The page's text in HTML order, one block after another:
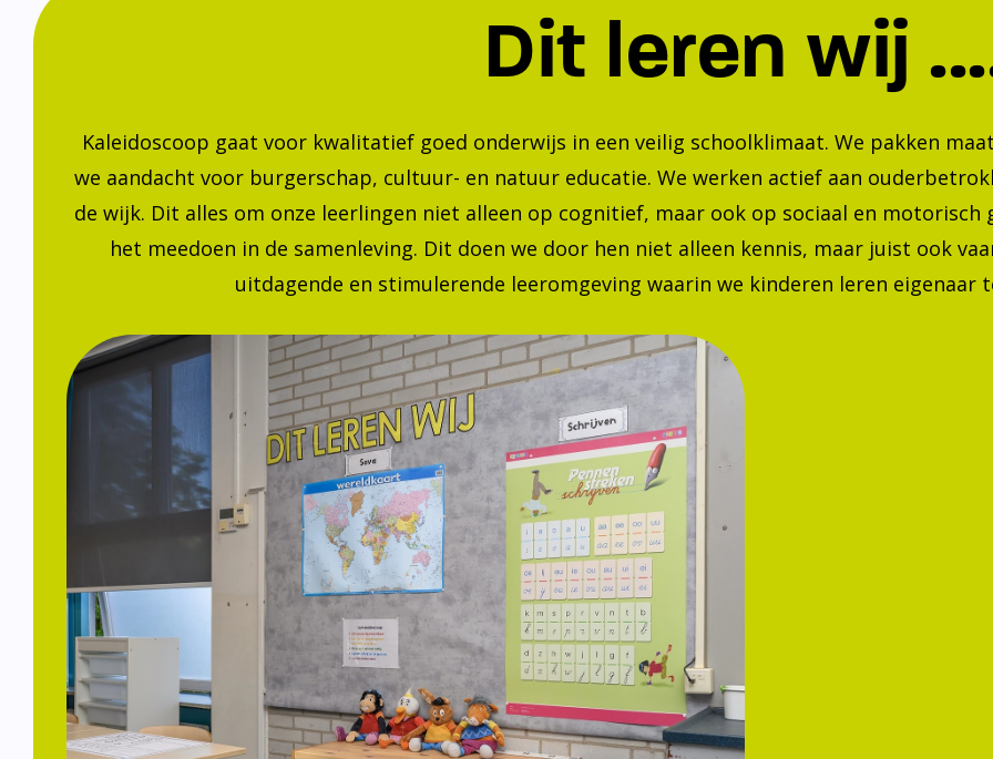
Dit leren wij
Kaleidoscoop gaat voor kwalitatief goed onderwijs in een veilig schoolklimaat. We pakken
we aandacht voor burgerschap, cultuur- en natuur educatie. We werken actief aan
de wijk. Dit alles om onze leerlingen niet alleen op cognitief, maar ook op sociaal en
het meedoen in de samenleving. Dit doen we door hen niet alleen kennis, maar juist ook
uitdagende en stimulerende leeromgeving waarin we kinderen leren eigenaar